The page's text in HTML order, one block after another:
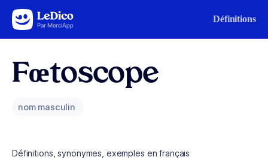
Aller au contenu Définitions
Fœtoscope
nom masculin
Définitions, synonymes, exemples en français